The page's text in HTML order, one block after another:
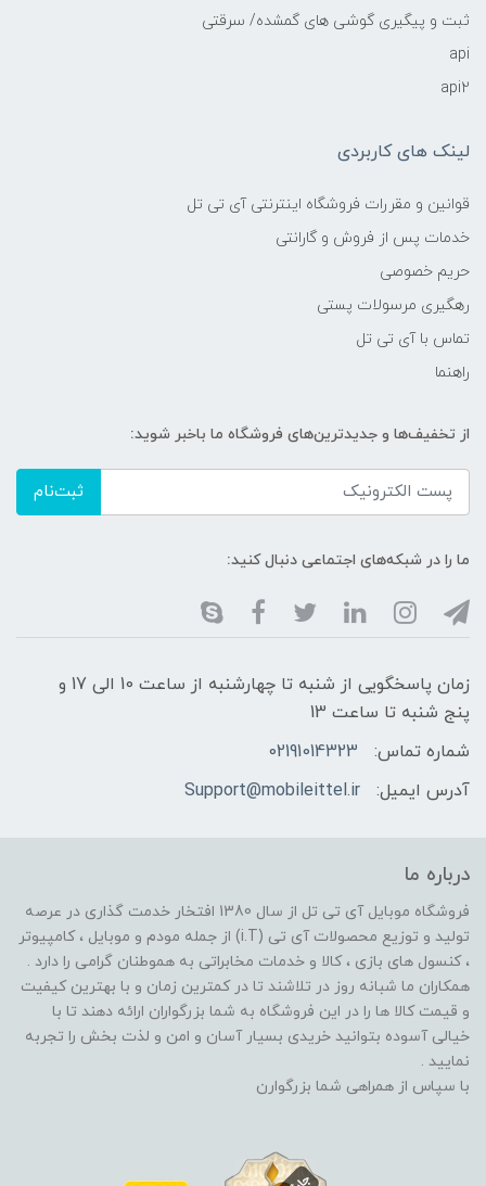
ثبت و پیگیری گوشی های گمشده/ سرقتی
api
api2
لینک های کاربردی
قوانین و مقررات فروشگاه اینترنتی آی تی تل
خدمات پس از فروش و گارانتی
حریم خصوصی
رهگیری مرسولات پستی
تماس با آی تی تل
راهنما
از تخفیف‌ها و جدیدترین‌های فروشگاه ما باخبر شوید:
ثبت‌نام
ما را در شبکه‌های اجتماعی دنبال کنید:
زمان پاسخگویی از شنبه تا چهارشنبه از ساعت 10 الی 17 و
پنج شنبه تا ساعت 13
شماره تماس:
02191014323
آدرس ایمیل:
Support@mobileittel.ir
درباره ما
فروشگاه موبایل آی تی تل از سال 1380 افتخار خدمت گذاری در عرصه
تولید و توزیع محصولات آی تی (i.T) از جمله مودم و موبایل ، کامپیوتر
، کنسول های بازی ، کالا و خدمات مخابراتی به هموطنان گرامی را دارد .
همکاران ما شبانه روز در تلاشند تا در کمترین زمان و با بهترین کیفیت
و قیمت کالا ها را در این فروشگاه به شما بزرگواران ارائه دهند تا با
خیالی آسوده بتوانید خریدی بسیار آسان و امن و لذت بخش را تجربه
نمایید .
با سپاس از همراهی شما بزرگوارن